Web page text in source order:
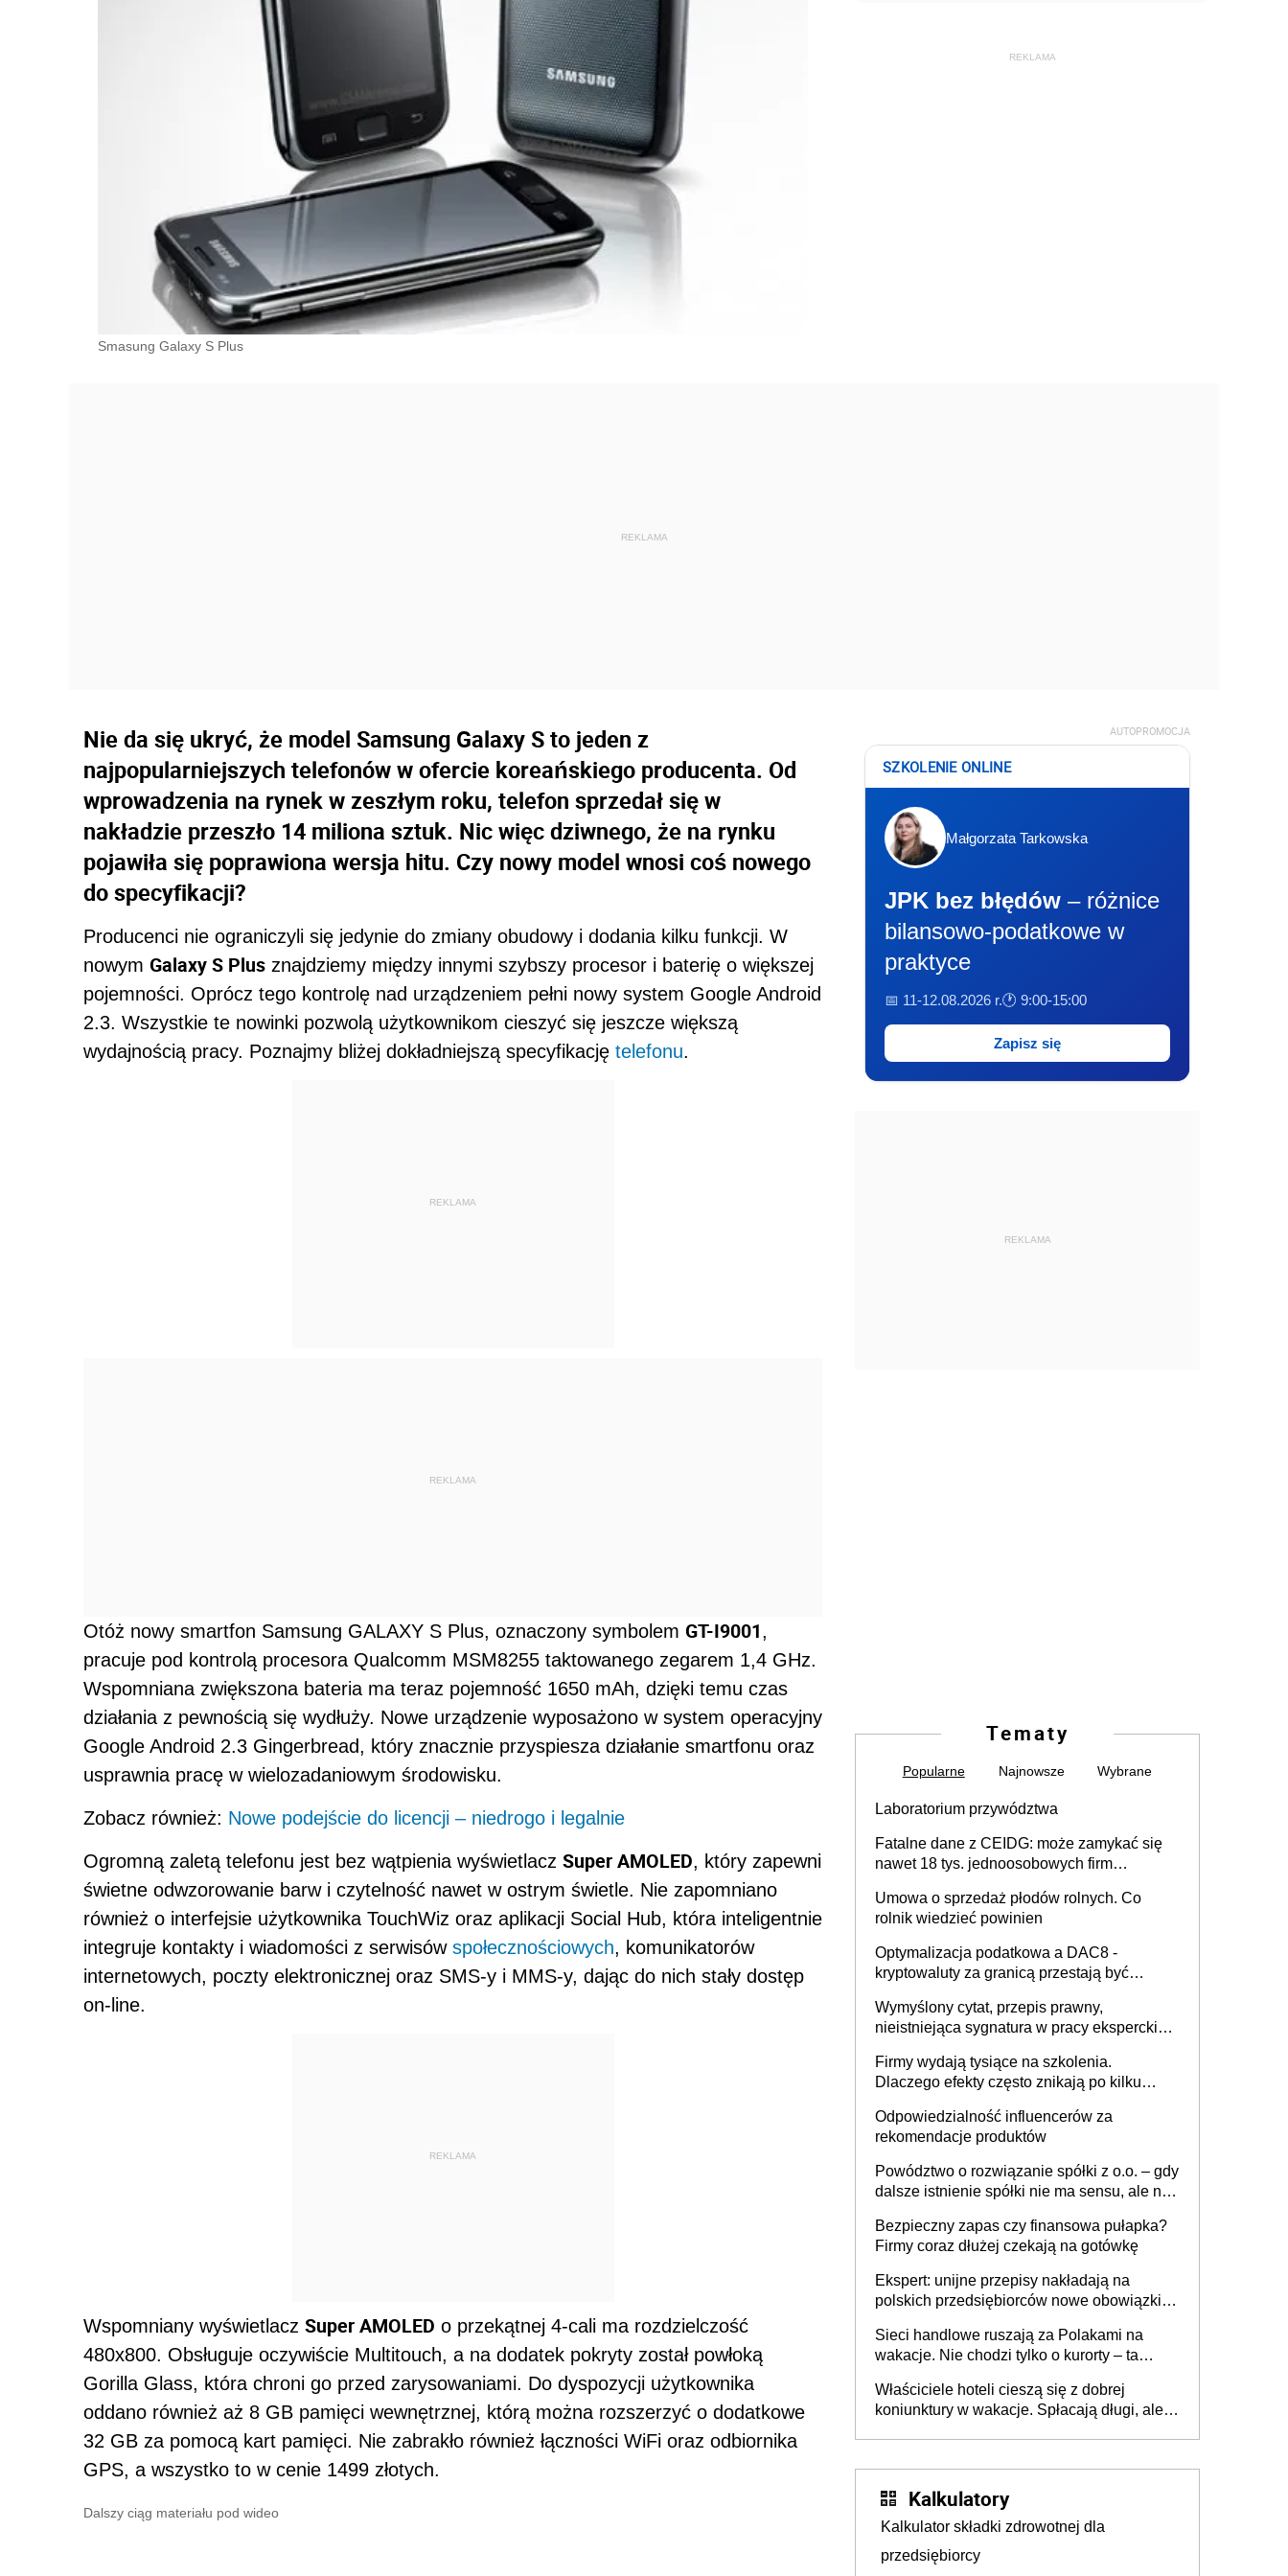
Smasung Galaxy S Plus
Nie da się ukryć, że model Samsung Galaxy S to jeden z
najpopularniejszych telefonów w ofercie koreańskiego producenta. Od
wprowadzenia na rynek w zeszłym roku, telefon sprzedał się w
nakładzie przeszło 14 miliona sztuk. Nic więc dziwnego, że na rynku
pojawiła się poprawiona wersja hitu. Czy nowy model wnosi coś nowego
do specyfikacji?
Producenci nie ograniczyli się jedynie do zmiany obudowy i dodania kilku funkcji. W
nowym Galaxy S Plus znajdziemy między innymi szybszy procesor i baterię o większej
pojemności. Oprócz tego kontrolę nad urządzeniem pełni nowy system Google Android
2.3. Wszystkie te nowinki pozwolą użytkownikom cieszyć się jeszcze większą
wydajnością pracy. Poznajmy bliżej dokładniejszą specyfikację telefonu.
REKLAMA
REKLAMA
Otóż nowy smartfon Samsung GALAXY S Plus, oznaczony symbolem GT-I9001,
pracuje pod kontrolą procesora Qualcomm MSM8255 taktowanego zegarem 1,4 GHz.
Wspomniana zwiększona bateria ma teraz pojemność 1650 mAh, dzięki temu czas
działania z pewnością się wydłuży. Nowe urządzenie wyposażono w system operacyjny
Google Android 2.3 Gingerbread, który znacznie przyspiesza działanie smartfonu oraz
usprawnia pracę w wielozadaniowym środowisku.
Zobacz również: Nowe podejście do licencji – niedrogo i legalnie
Ogromną zaletą telefonu jest bez wątpienia wyświetlacz Super AMOLED, który zapewni
świetne odwzorowanie barw i czytelność nawet w ostrym świetle. Nie zapomniano
również o interfejsie użytkownika TouchWiz oraz aplikacji Social Hub, która inteligentnie
integruje kontakty i wiadomości z serwisów społecznościowych, komunikatorów
internetowych, poczty elektronicznej oraz SMS-y i MMS-y, dając do nich stały dostęp
on-line.
REKLAMA
Wspomniany wyświetlacz Super AMOLED o przekątnej 4-cali ma rozdzielczość
480x800. Obsługuje oczywiście Multitouch, a na dodatek pokryty został powłoką
Gorilla Glass, która chroni go przed zarysowaniami. Do dyspozycji użytkownika
oddano również aż 8 GB pamięci wewnętrznej, którą można rozszerzyć o dodatkowe
32 GB za pomocą kart pamięci. Nie zabrakło również łączności WiFi oraz odbiornika
GPS, a wszystko to w cenie 1499 złotych.
Dalszy ciąg materiału pod wideo
AUTOPROMOCJA
SZKOLENIE ONLINE
Małgorzata Tarkowska
JPK bez błędów – różnice
bilansowo-podatkowe w
praktyce
📅 11-12.08.2026 r.🕐 9:00-15:00
Zapisz się
REKLAMA
Tematy
Popularne Najnowsze Wybrane
Laboratorium przywództwa
Fatalne dane z CEIDG: może zamykać się
nawet 18 tys. jednoosobowych firm
Umowa o sprzedaż płodów rolnych. Co
rolnik wiedzieć powinien
Optymalizacja podatkowa a DAC8 -
kryptowaluty za granicą przestają być
Wymyślony cytat, przepis prawny,
nieistniejąca sygnatura w pracy eksperckiej -
firmie
Firmy wydają tysiące na szkolenia.
Dlaczego efekty często znikają po kilku
Odpowiedzialność influencerów za
rekomendacje produktów
Powództwo o rozwiązanie spółki z o.o. – gdy
dalsze istnienie spółki nie ma sensu, ale nie
Bezpieczny zapas czy finansowa pułapka?
Firmy coraz dłużej czekają na gotówkę
Ekspert: unijne przepisy nakładają na
polskich przedsiębiorców nowe obowiązki w
Sieci handlowe ruszają za Polakami na
wakacje. Nie chodzi tylko o kurorty – ta
tam, gdzie wielu spędzi urlop po cichu
Właściciele hoteli cieszą się z dobrej
koniunktury w wakacje. Spłacają długi, ale
Kalkulatory
Kalkulator składki zdrowotnej dla
przedsiębiorcy